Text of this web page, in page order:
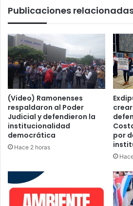
Publicaciones
(Video) Ramonenses
respaldaron al Poder
Judicial y defendieron la
institucionalidad
democrática
Hace 2 horas
crear
por